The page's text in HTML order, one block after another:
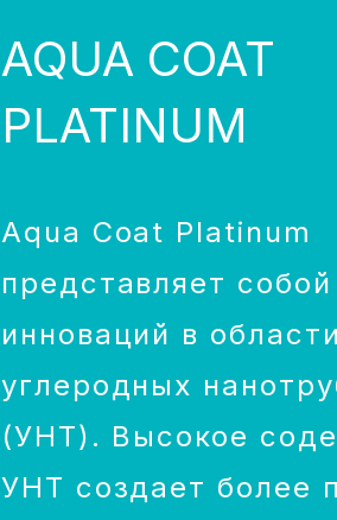
AQUA COAT
PLATINUM
Aqua Coat Platinum
представляет
инноваций в области
углеродных
(УНТ). Высокое
УНТ создает более